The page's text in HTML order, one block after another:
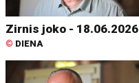
Zirnis joko - 18.06.2026
© DIENA